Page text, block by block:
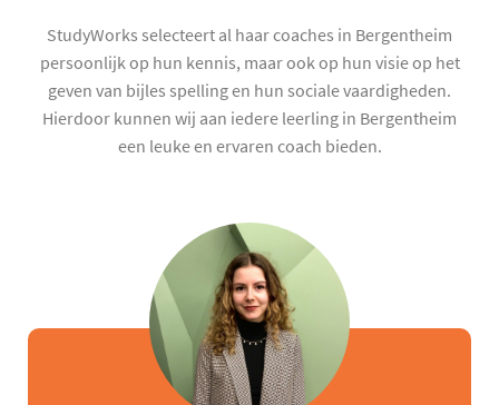
StudyWorks selecteert al haar coaches in Bergentheim
persoonlijk op hun kennis, maar ook op hun visie op het
geven van bijles spelling en hun sociale vaardigheden.
Hierdoor kunnen wij aan iedere leerling in Bergentheim
een leuke en ervaren coach bieden.